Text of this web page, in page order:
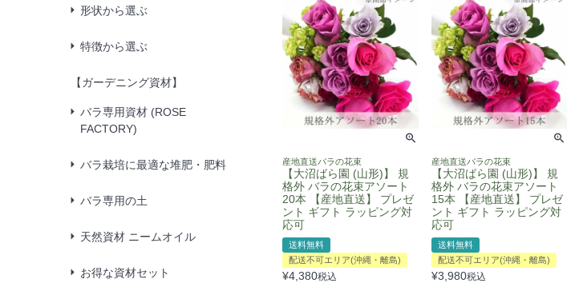
形状から選ぶ
特徴から選ぶ
【ガーデニング資材】
バラ専用資材 (ROSE
FACTORY)
バラ栽培に最適な堆肥・肥料
バラ専用の土
天然資材 ニームオイル
お得な資材セット
産地直送バラの花束
【大沼ばら園 (山形)】 規
格外 バラの花束アソート
20本 【産地直送】 プレゼ
ント ギフト ラッピング対
応可
送料無料
配送不可エリア(沖縄・離島)
¥4,380税込
産地直送バラの花束
【大沼ばら園 (山形)】 規
格外 バラの花束アソート
15本 【産地直送】 プレゼ
ント ギフト ラッピング対
応可
送料無料
配送不可エリア(沖縄・離島)
¥3,980税込